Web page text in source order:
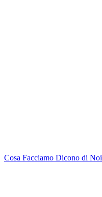
Cosa Facciamo Dicono di Noi